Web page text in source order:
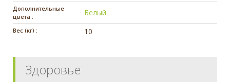
Дополнительные
цвета :
Белый
Вес (кг) : 10
Здоровье